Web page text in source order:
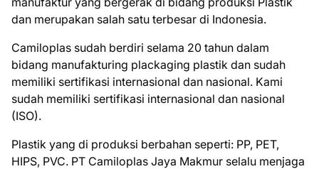
dan merupakan salah satu terbesar di Indonesia.
Camiloplas sudah berdiri selama 20 tahun dalam
bidang manufakturing plackaging plastik dan sudah
memiliki sertifikasi internasional dan nasional. Kami
sudah memiliki sertifikasi internasional dan nasional
(ISO).
Plastik yang di produksi berbahan seperti: PP, PET,
HIPS, PVC. PT Camiloplas Jaya Makmur selalu menjaga